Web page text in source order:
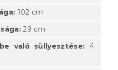
102 cm
29 cm
való süllyesztése: 4